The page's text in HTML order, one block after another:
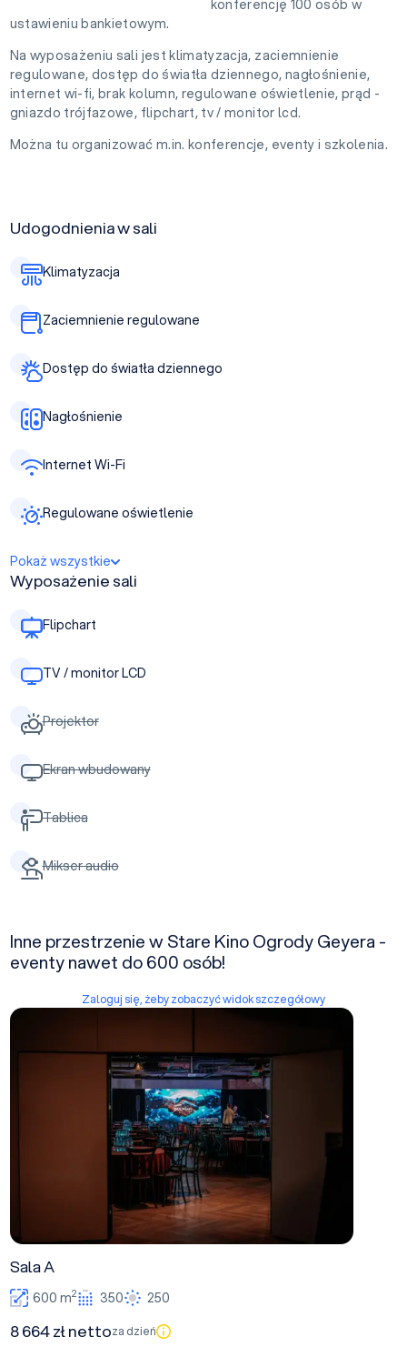
konferencję 100 osób w
ustawieniu bankietowym.
Na wyposażeniu sali jest klimatyzacja, zaciemnienie
regulowane, dostęp do światła dziennego, nagłośnienie,
internet wi-fi, brak kolumn, regulowane oświetlenie, prąd -
gniazdo trójfazowe, flipchart, tv / monitor lcd.
Można tu organizować m.in. konferencje, eventy i szkolenia.
Udogodnienia w sali
Klimatyzacja
Zaciemnienie regulowane
Dostęp do światła dziennego
Nagłośnienie
Internet Wi-Fi
Regulowane oświetlenie
Pokaż wszystkie
Wyposażenie sali
Flipchart
TV / monitor LCD
Projektor
Ekran wbudowany
Tablica
Mikser audio
Inne przestrzenie w Stare Kino Ogrody Geyera -
eventy nawet do 600 osób!
Zaloguj się, żeby zobaczyć widok szczegółowy
Sala A
600 m2 350 250
8 664 zł nettoza dzień